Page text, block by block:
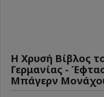
Η Χρυσή Βίβλος
Γερμανίας -
Μπάγερν